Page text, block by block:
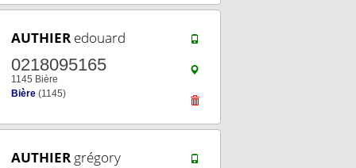
AUTHIER edouard
0218095165
1145 Bière
Bière (1145)
AUTHIER grégory